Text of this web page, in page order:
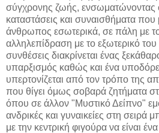
σύγχρονης ζωής, ενσωματώνοντας
καταστάσεις και συναισθήματα που
άνθρωπος εσωτερικά, σε πάλη με
αλληλεπίδραση με το εξωτερικό του
συνθέσεις διακρίνεται ένας
υπαρξισμός καθώς και ένα
υπερτονίζεται από τον τρόπο της
που θίγει όμως σοβαρά ζητήματα
όπου σε άλλον "Μυστικό Δείπνο"
ανδρικές και γυναικείες στη σειρά
με την κεντρική φιγούρα να είναι